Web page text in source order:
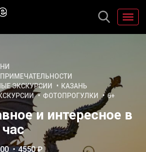
ЭКСКУРСИИ
КАЗАНЬ
ФОТОПРОГУЛКИ 6+
и интересное в
4550 ₽